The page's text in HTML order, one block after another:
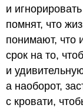
и
помнят, что
понимают, что
срок на то,
и
а наоборот,
с кровати,